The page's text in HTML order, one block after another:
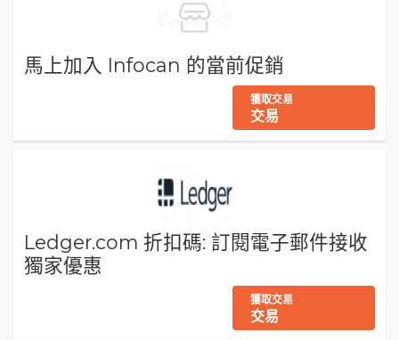
馬上加入 Infocan 的當前促銷
獲取交易
交易
Ledger.com 折扣碼: 訂閱電子郵件接收
獨家優惠
獲取交易
交易